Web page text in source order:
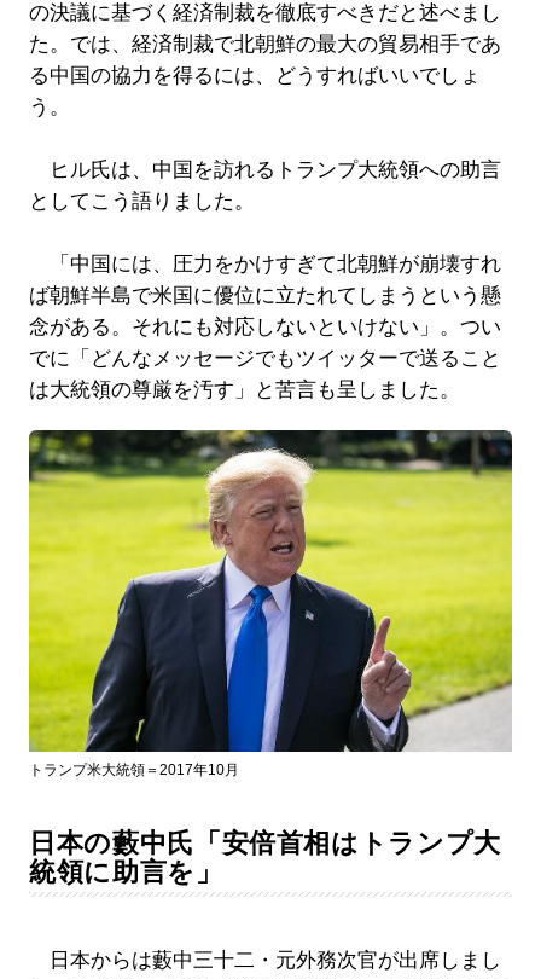
の決議に基づく経済制裁を徹底すべきだと述べまし
た。では、経済制裁で北朝鮮の最大の貿易相手であ
る中国の協力を得るには、どうすればいいでしょ
う。
ヒル氏は、中国を訪れるトランプ大統領への助言
としてこう語りました。
「中国には、圧力をかけすぎて北朝鮮が崩壊すれ
ば朝鮮半島で米国に優位に立たれてしまうという懸
念がある。それにも対応しないといけない」。つい
でに「どんなメッセージでもツイッターで送ること
は大統領の尊厳を汚す」と苦言も呈しました。
トランプ米大統領＝2017年10月
日本の藪中氏「安倍首相はトランプ大
統領に助言を」
日本からは藪中三十二・元外務次官が出席しまし